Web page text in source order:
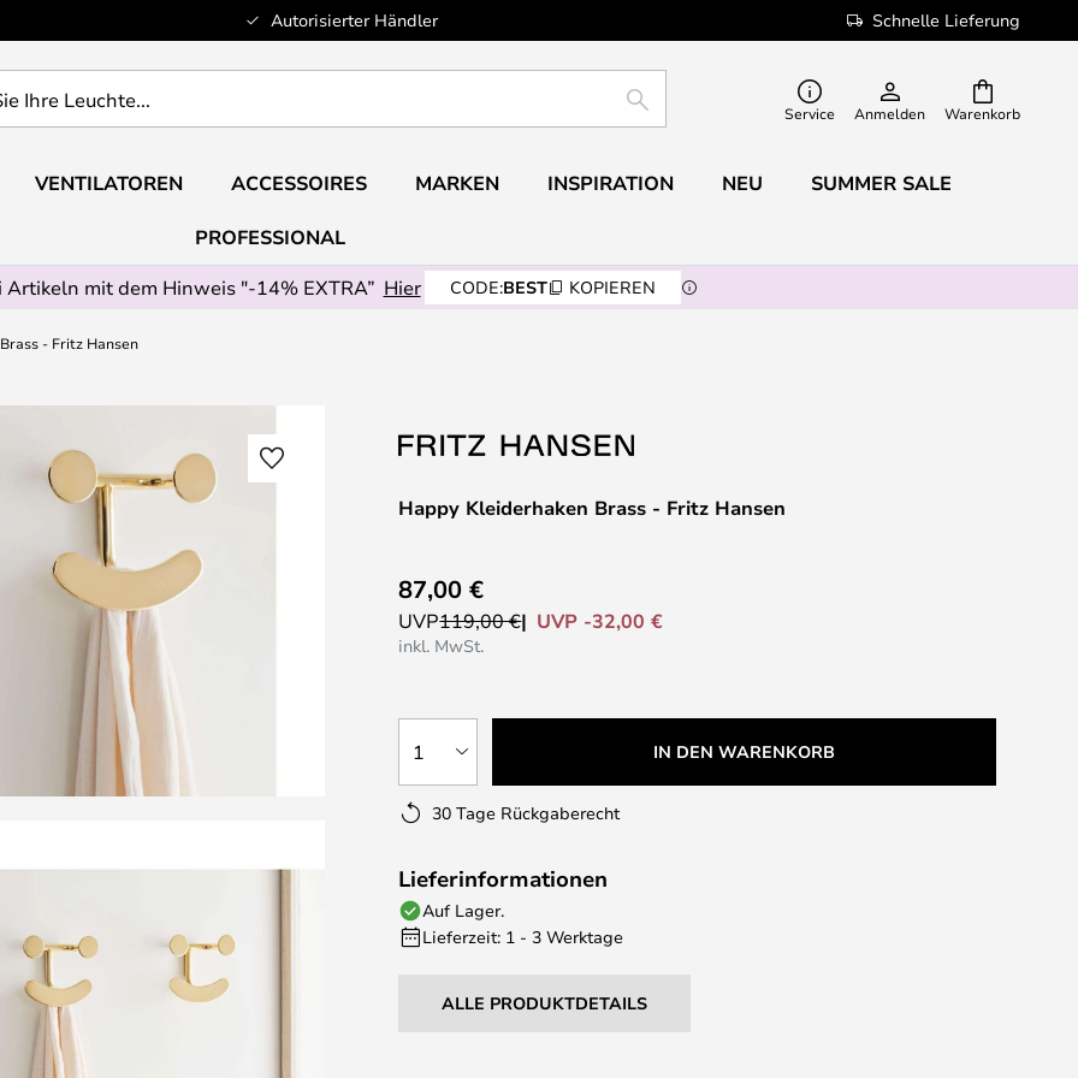
Autorisierter Händler Schnelle Lieferung
Warenkorb
SUCHE Service Anmelden
VENTILATOREN ACCESSOIRES MARKEN INSPIRATION NEU SUMMER SALE
PROFESSIONAL
mit dem Hinweis "-14% EXTRA” Hier CODE:BEST KOPIEREN
- Fritz Hansen
Happy Kleiderhaken Brass - Fritz Hansen
87,00 €
UVP119,00 € UVP -32,00 €
inkl. MwSt.
1 IN DEN WARENKORB
30 Tage Rückgaberecht
Lieferinformationen
Auf Lager.
Lieferzeit: 1 - 3 Werktage
ALLE PRODUKTDETAILS